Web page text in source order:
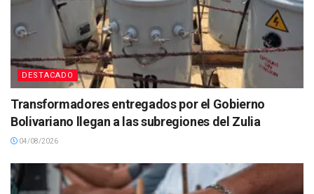
DESTACADO
Transformadores entregados por el Gobierno
Bolivariano llegan a las subregiones del Zulia
04/08/2026